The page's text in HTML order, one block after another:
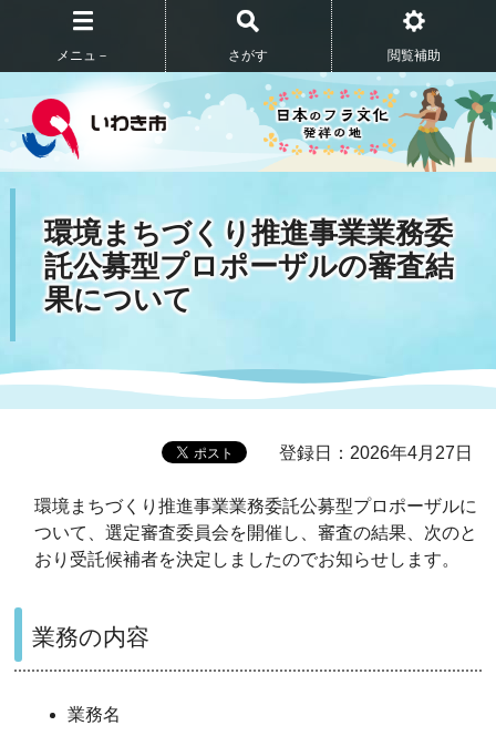
メニュ－ さがす 閲覧補助
環境まちづくり推進事業業務委
託公募型プロポーザルの審査結
果について
登録日：2026年4月27日
環境まちづくり推進事業業務委託公募型プロポーザルに
ついて、選定審査委員会を開催し、審査の結果、次のと
おり受託候補者を決定しましたのでお知らせします。
業務の内容
業務名